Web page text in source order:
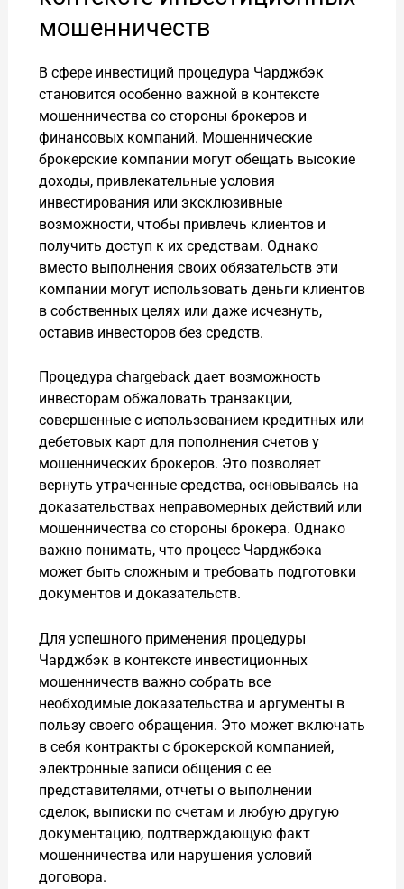
мошенничеств
В сфере инвестиций процедура Чарджбэк
становится особенно важной в контексте
мошенничества со стороны брокеров и
финансовых компаний. Мошеннические
брокерские компании могут обещать высокие
доходы, привлекательные условия
инвестирования или эксклюзивные
возможности, чтобы привлечь клиентов и
получить доступ к их средствам. Однако
вместо выполнения своих обязательств эти
компании могут использовать деньги клиентов
в собственных целях или даже исчезнуть,
оставив инвесторов без средств.
Процедура chargeback дает возможность
инвесторам обжаловать транзакции,
совершенные с использованием кредитных или
дебетовых карт для пополнения счетов у
мошеннических брокеров. Это позволяет
вернуть утраченные средства, основываясь на
доказательствах неправомерных действий или
мошенничества со стороны брокера. Однако
важно понимать, что процесс Чарджбэка
может быть сложным и требовать подготовки
документов и доказательств.
Для успешного применения процедуры
Чарджбэк в контексте инвестиционных
мошенничеств важно собрать все
необходимые доказательства и аргументы в
пользу своего обращения. Это может включать
в себя контракты с брокерской компанией,
электронные записи общения с ее
представителями, отчеты о выполнении
сделок, выписки по счетам и любую другую
документацию, подтверждающую факт
мошенничества или нарушения условий
договора.